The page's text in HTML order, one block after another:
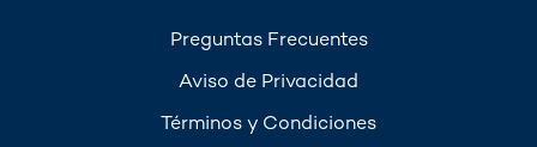
Preguntas Frecuentes
Aviso de Privacidad
Términos y Condiciones